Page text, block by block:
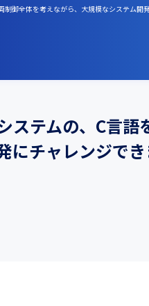
御全体を考えながら、大規模なシステム開
ステムの、C言
にチャレンジで